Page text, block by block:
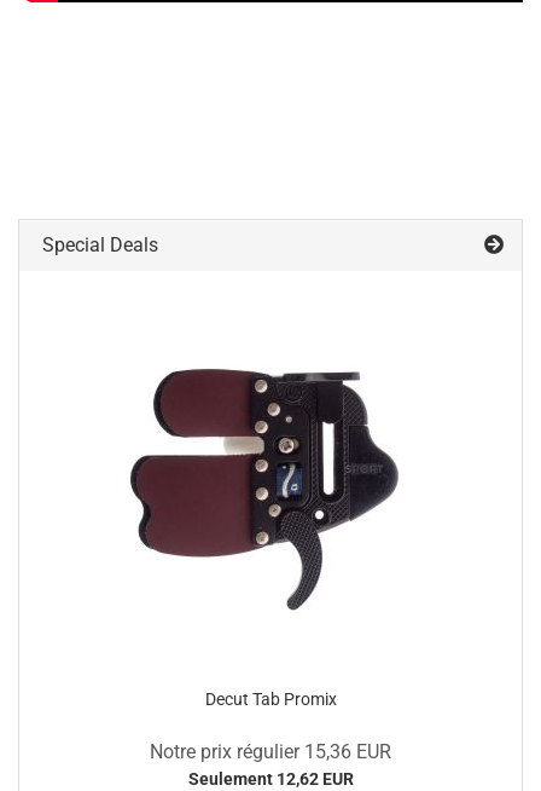
Special Deals
Decut Tab Promix
Notre prix régulier 15,36 EUR
Seulement 12,62 EUR